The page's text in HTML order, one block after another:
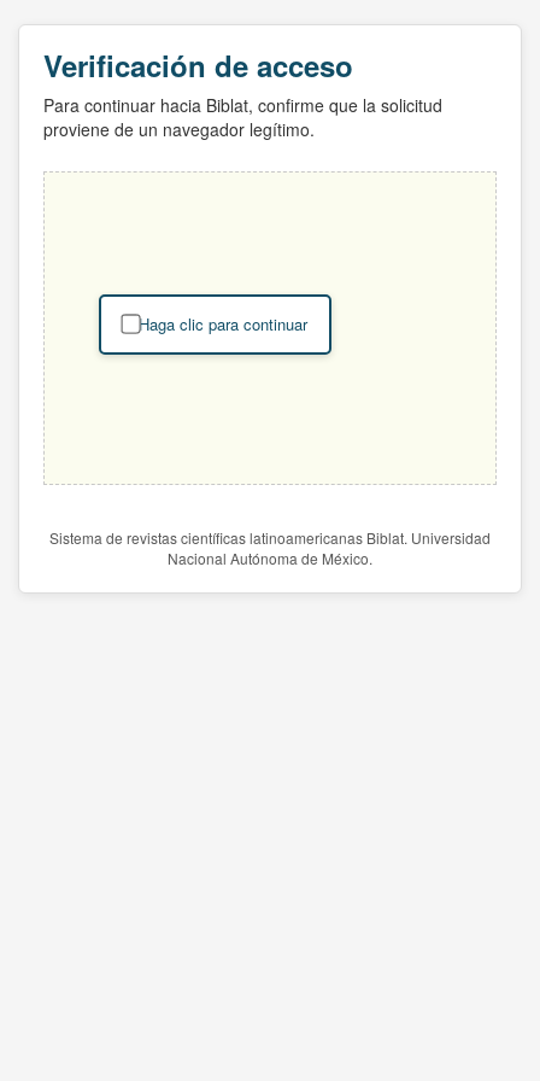
Verificación de acceso
Para continuar hacia Biblat, confirme que la solicitud
proviene de un navegador legítimo.
Haga clic para continuar
Sistema de revistas científicas latinoamericanas Biblat. Universidad
Nacional Autónoma de México.